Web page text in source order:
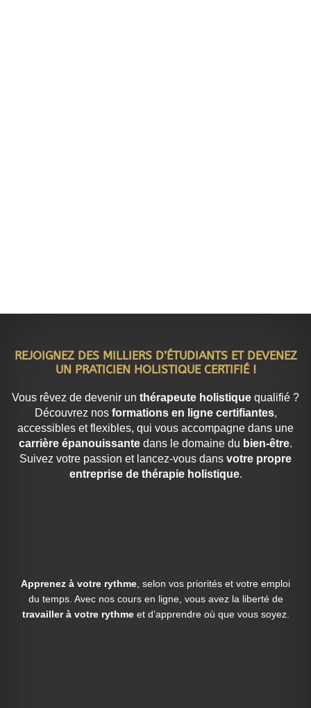
REJOIGNEZ DES MILLIERS D’ÉTUDIANTS ET DEVENEZ
UN PRATICIEN HOLISTIQUE CERTIFIÉ !
Vous rêvez de devenir un thérapeute holistique qualifié ?
Découvrez nos formations en ligne certifiantes,
accessibles et flexibles, qui vous accompagne dans une
carrière épanouissante dans le domaine du bien-être.
Suivez votre passion et lancez-vous dans votre propre
entreprise de thérapie holistique.
Apprenez à votre rythme , selon vos priorités et votre emploi
du temps. Avec nos cours en ligne, vous avez la liberté de
travailler à votre rythmeet d’apprendre où que vous soyez.